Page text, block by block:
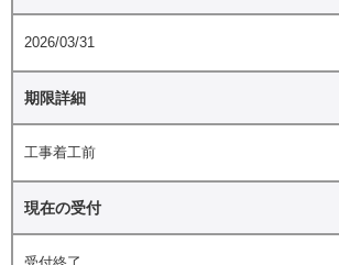
2026/03/31
期限詳細
工事着工前
現在の受付